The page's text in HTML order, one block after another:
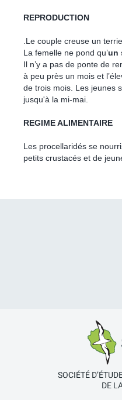
REPRODUCTION
.Le couple creuse un
La femelle ne pond qu’un
Il n’y a pas de ponte de
à peu près un mois et
de trois mois. Les jeunes
jusqu'à la mi-mai.
REGIME ALIMENTAIRE
Les procellaridés se
petits crustacés et de